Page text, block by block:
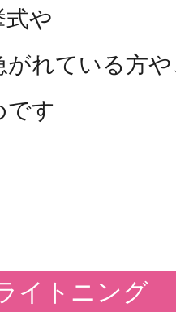
や
れている方
です
イトニング